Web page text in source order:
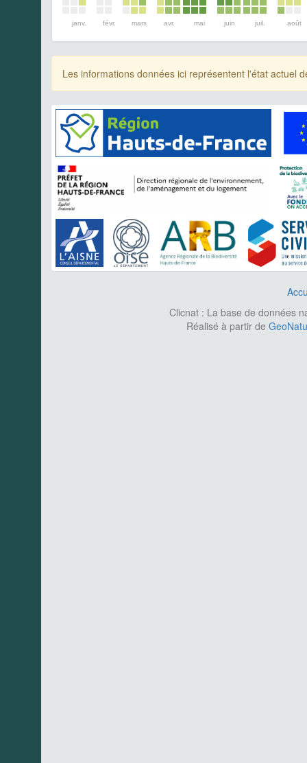
janv. févr. mars avr. mai juin juil. août
Les informations données ici représentent l'état actuel
Clicnat : La base de données
Réalisé à partir de